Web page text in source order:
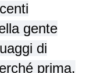
gente
di
prima,